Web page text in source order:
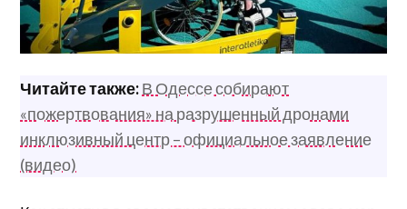
Читайте также:В Одессе собирают
«пожертвования» на разрушенный дронами
инклюзивный центр – официальное заявление
(видео)